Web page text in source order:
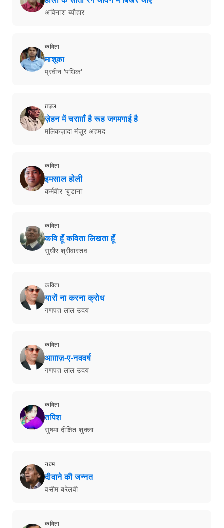
अविनाश ब्यौहार
कविता
माशूका
प्रवीन 'पथिक'
ग़ज़ल
ज़ेहन में चराग़ाँ है रूह जगमगाई है
मलिकज़ादा मंज़ूर अहमद
कविता
इमसाल होली
कर्मवीर 'बुडाना'
कविता
कवि हूँ कविता लिखता हूँ
सुधीर श्रीवास्तव
कविता
यारों ना करना क्रोध
गणपत लाल उदय
कविता
आग़ाज़-ए-नववर्ष
गणपत लाल उदय
कविता
तपिश
सुषमा दीक्षित शुक्ला
नज़्म
दीवाने की जन्नत
वसीम बरेलवी
कविता